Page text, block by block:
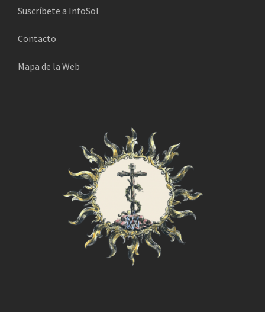
Suscríbete a InfoSol
Contacto
Mapa de la Web